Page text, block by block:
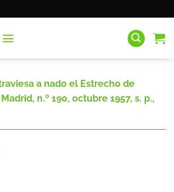
a nado el Estrecho de
n.º 190, octubre 1957, s. p.,